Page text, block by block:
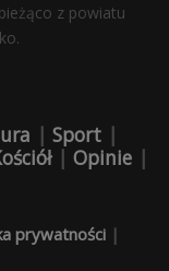
z powiatu
| Sport |
| Opinie |
prywatności|